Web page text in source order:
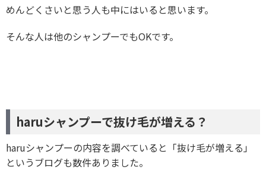
めんどくさいと思う人も中にはいると思います。
そんな人は他のシャンプーでもOKです。
haruシャンプーで抜け毛が増える？
haruシャンプーの内容を調べていると「抜け毛が増える」
というブログも数件ありました。